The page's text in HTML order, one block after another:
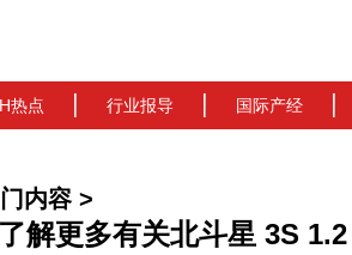
热点 行业报导 国际产经
内容 >
解更多有关北斗星 3S